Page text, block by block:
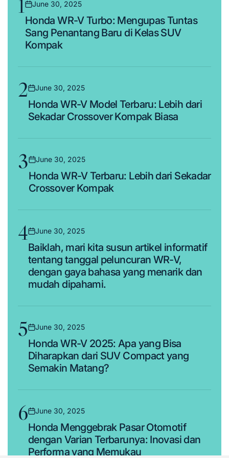
1Posted
on
June 30, 2025
Honda WR-V Turbo: Mengupas Tuntas
Sang Penantang Baru di Kelas SUV
Kompak
2Posted
on
June 30, 2025
Honda WR-V Model Terbaru: Lebih dari
Sekadar Crossover Kompak Biasa
3Posted
on
June 30, 2025
Honda WR-V Terbaru: Lebih dari Sekadar
Crossover Kompak
4Posted
on
June 30, 2025
Baiklah, mari kita susun artikel informatif
tentang tanggal peluncuran WR-V,
dengan gaya bahasa yang menarik dan
mudah dipahami.
5Posted
on
June 30, 2025
Honda WR-V 2025: Apa yang Bisa
Diharapkan dari SUV Compact yang
Semakin Matang?
6Posted
on
June 30, 2025
Honda Menggebrak Pasar Otomotif
dengan Varian Terbarunya: Inovasi dan
Performa yang Memukau